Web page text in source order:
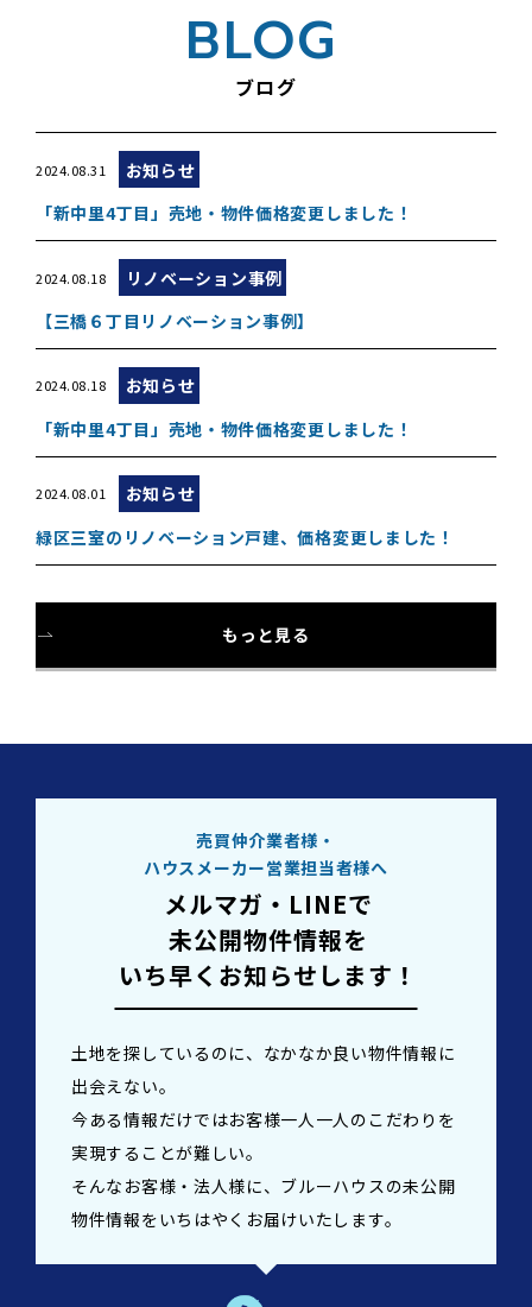
BLOG
ブログ
もっと見る
2024.08.31
お知らせ
「新中里4丁目」売地・物件価格変更しました！
2024.08.18
リノベーション事例
【三橋６丁目リノベーション事例】
2024.08.18
お知らせ
「新中里4丁目」売地・物件価格変更しました！
2024.08.01
お知らせ
緑区三室のリノベーション戸建、価格変更しました！
売買仲介業者様・
ハウスメーカー営業担当者様へ
メルマガ・LINEで
未公開物件情報を
いち早くお知らせします！
土地を探しているのに、なかなか良い物件情報に
出会えない。
今ある情報だけではお客様一人一人のこだわりを
実現することが難しい。
そんなお客様・法人様に、ブルーハウスの未公開
物件情報をいちはやくお届けいたします。